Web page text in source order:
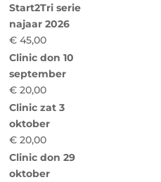
Start2Tri serie
najaar 2026
€ 45,00
Clinic don 10
september
€ 20,00
Clinic zat 3
oktober
€ 20,00
Clinic don 29
oktober